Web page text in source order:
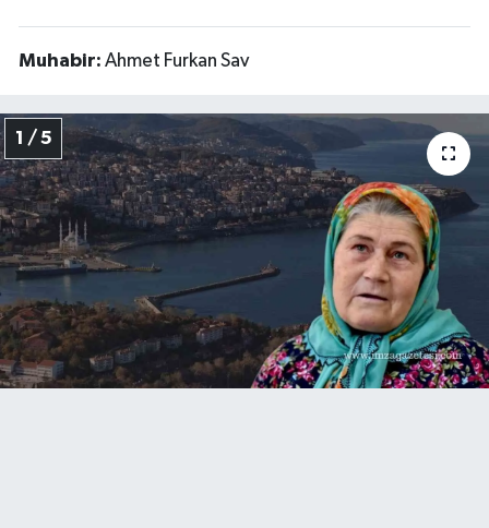
Muhabir: Ahmet Furkan Sav
1 / 5